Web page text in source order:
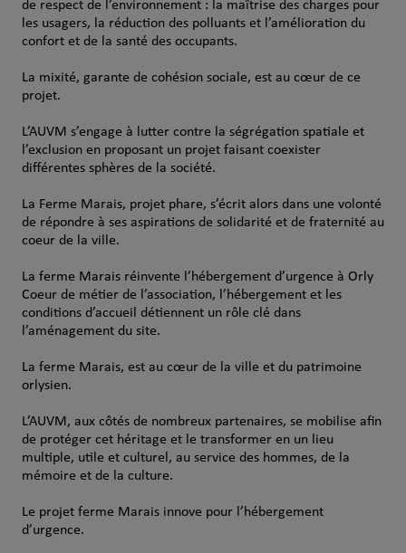
de respect de l’environnement : la maîtrise des charges pour
les usagers, la réduction des polluants et l’amélioration du
confort et de la santé des occupants.
La mixité, garante de cohésion sociale, est au cœur de ce
projet.
L’AUVM s’engage à lutter contre la ségrégation spatiale et
l’exclusion en proposant un projet faisant coexister
différentes sphères de la société.
La Ferme Marais, projet phare, s’écrit alors dans une volonté
de répondre à ses aspirations de solidarité et de fraternité au
coeur de la ville.
La ferme Marais réinvente l’hébergement d’urgence à Orly
Coeur de métier de l’association, l’hébergement et les
conditions d’accueil détiennent un rôle clé dans
l’aménagement du site.
La ferme Marais, est au cœur de la ville et du patrimoine
orlysien.
L’AUVM, aux côtés de nombreux partenaires, se mobilise afin
de protéger cet héritage et le transformer en un lieu
multiple, utile et culturel, au service des hommes, de la
mémoire et de la culture.
Le projet ferme Marais innove pour l’hébergement
d’urgence.